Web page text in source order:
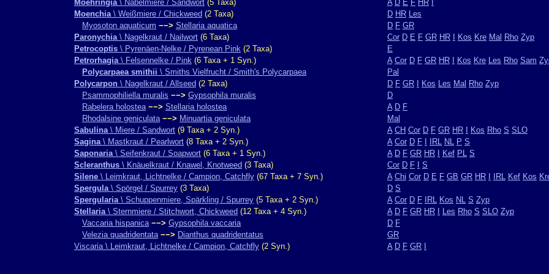
Moehringia\ Nabelmiere / Sandwort (5 Taxa) A D E F HR
Moenchia\ Weißmiere / Chickweed (2 Taxa) D HR Les
Myosoton aquaticum −−> Stellaria aquatica D F GR
Paronychia\ Nagelkraut / Nailwort (6 Taxa) Cor D E F GR HR Kos Kre Mal Rho Zyp
Petrocoptis \ Pyrenäen-Nelke / Pyrenean Pink (2 Taxa)
E
Petrorhagia\ Felsennelke / Pink (6 Taxa + 1 Syn.) A Cor D F GR HR Kos Kre Les Rho Sam
Polycarpaea smithii \ Smiths Vielfrucht / Smith's Polycarpaea
Pal
Polycarpon \ Nagelkraut / Allseed (2 Taxa) D F GR Kos Les Mal Rho Zyp
Psammophiliella muralis −−> Gypsophila muralis
D
Rabelera holostea −−> Stellaria holostea A D F
Rhodalsine geniculata −−> Minuartia geniculata
Mal
Sabulina\ Miere / Sandwort (9 Taxa + 2 Syn.) A CH Cor D F GR HR Kos Rho S SLO
Sagina\ Mastkraut / Pearlwort (8 Taxa + 2 Syn.) A Cor D F IRL NL P S
Saponaria\ Seifenkraut / Soapwort (6 Taxa + 1 Syn.) A D F GR HR Kef PL S
Scleranthus \ Knäuelkraut / Knawel, Knotweed (3 Taxa) Cor D F
S
Silene \ Leimkraut, Lichtnelke / Campion, Catchfly (67 Taxa + 7 Syn.) A Chi Cor D E F GB GR HR IRL Kef Kos
Spergula\ Spörgel / Spurrey (3 Taxa) D S
Spergularia\ Schuppenmiere, Spärkling / Spurrey (5 Taxa + 2 Syn.) A Cor D F IRL Kos NL S Zyp
Stellaria\ Sternmiere / Stitchwort, Chickweed (12 Taxa + 4 Syn.) A D F GR HR Les Rho S SLO Zyp
Vaccaria hispanica −−> Gypsophila vaccaria D F
Velezia quadridentata −−> Dianthus quadridentatus
GR
Viscaria \ Leimkraut, Lichtnelke / Campion, Catchfly (2 Syn.) A D F GR